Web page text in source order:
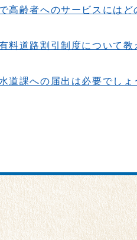
高齢者へのサービスには
料道路割引制度について教
道課への届出は必要でしょ